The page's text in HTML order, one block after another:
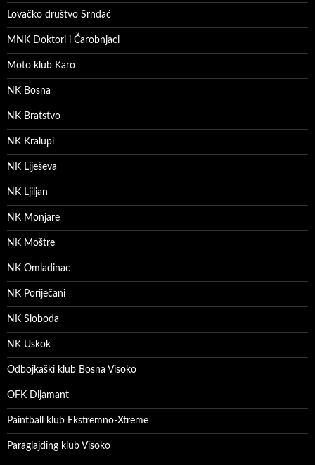
Lovačko društvo Srndać
MNK Doktori i Čarobnjaci
Moto klub Karo
NK Bosna
NK Bratstvo
NK Kralupi
NK Liješeva
NK Ljiljan
NK Monjare
NK Moštre
NK Omladinac
NK Poriječani
NK Sloboda
NK Uskok
Odbojkaški klub Bosna Visoko
OFK Dijamant
Paintball klub Ekstremno-Xtreme
Paraglajding klub Visoko